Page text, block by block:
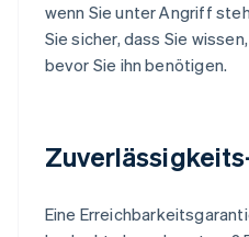
wenn Sie unter Angriff
Sie sicher, dass Sie
bevor Sie ihn benötigen.
Eine